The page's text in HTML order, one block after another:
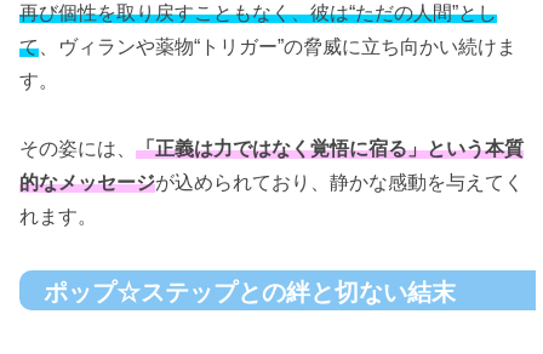
再び個性を取り戻すこともなく、彼は“ただの人間”とし
て 、ヴィランや薬物“トリガー”の脅威に立ち向かい続けま
す。
その姿には、 「正義は力ではなく覚悟に宿る」という本質
的なメッセージが込められており、静かな感動を与えてく
れます。
ポップ☆ステップとの絆と切ない結末